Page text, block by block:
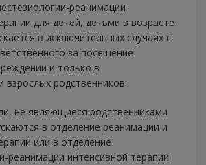
реанимации
для детей, детьми в возрасте
в исключительных случаях с
за посещение
и только в
взрослых родственников.
не являющиеся родственниками
в отделение реанимации и
или в отделение
реанимации интенсивной терапии